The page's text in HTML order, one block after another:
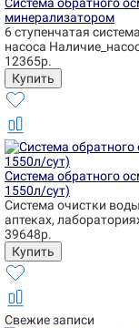
минерализатором
6 ступенчатая
насоса
12365р.
Система обратного
1550л/сут)
Система очистки
аптеках,
39648р.
Свежие записи